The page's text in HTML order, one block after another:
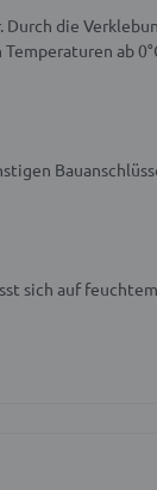
die
ab
sich auf